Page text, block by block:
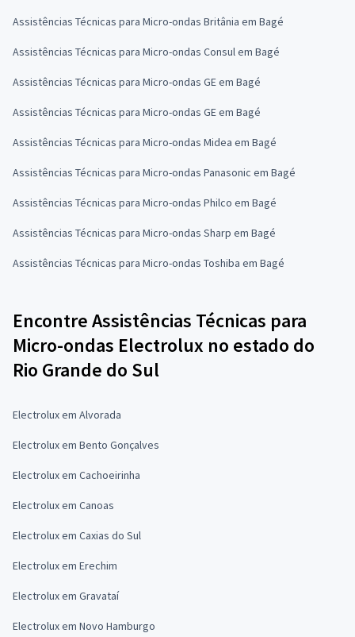
Assistências Técnicas para Micro-ondas Britânia em Bagé
Assistências Técnicas para Micro-ondas Consul em Bagé
Assistências Técnicas para Micro-ondas GE em Bagé
Assistências Técnicas para Micro-ondas GE em Bagé
Assistências Técnicas para Micro-ondas Midea em Bagé
Assistências Técnicas para Micro-ondas Panasonic em Bagé
Assistências Técnicas para Micro-ondas Philco em Bagé
Assistências Técnicas para Micro-ondas Sharp em Bagé
Assistências Técnicas para Micro-ondas Toshiba em Bagé
Encontre Assistências Técnicas para
Micro-ondas Electrolux no estado do
Rio Grande do Sul
Electrolux em Alvorada
Electrolux em Bento Gonçalves
Electrolux em Cachoeirinha
Electrolux em Canoas
Electrolux em Caxias do Sul
Electrolux em Erechim
Electrolux em Gravataí
Electrolux em Novo Hamburgo